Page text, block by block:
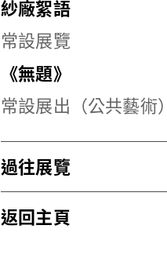
紗廠絮語
常設展覽
《無題》
常設展出（公共藝術）
過往展覽
返回主頁